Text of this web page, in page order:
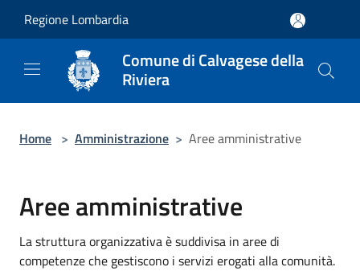
Regione Lombardia
Comune di Calvagese della
Riviera
Home > Amministrazione > Aree amministrative
Aree amministrative
La struttura organizzativa è suddivisa in aree di
competenze che gestiscono i servizi erogati alla comunità.